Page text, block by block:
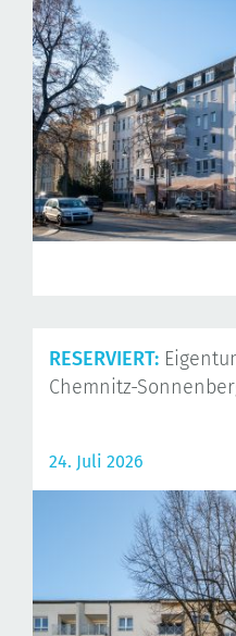
RESERVIERT:
Chemnitz-
24. Juli 2026